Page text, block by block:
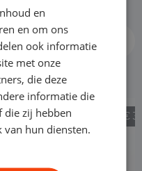
de
€
en
en om ons
ook informatie
met onze
die deze
informatie die
die zij hebben
hun diensten.